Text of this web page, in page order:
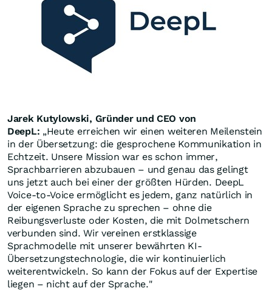
Jarek Kutylowski, Gründer und CEO von
DeepL: „Heute erreichen wir einen weiteren Meilenstein
in der Übersetzung: die gesprochene Kommunikation in
Echtzeit. Unsere Mission war es schon immer,
Sprachbarrieren abzubauen – und genau das gelingt
uns jetzt auch bei einer der größten Hürden. DeepL
Voice-to-Voice ermöglicht es jedem, ganz natürlich in
der eigenen Sprache zu sprechen – ohne die
Reibungsverluste oder Kosten, die mit Dolmetschern
verbunden sind. Wir vereinen erstklassige
Sprachmodelle mit unserer bewährten KI-
Übersetzungstechnologie, die wir kontinuierlich
weiterentwickeln. So kann der Fokus auf der Expertise
liegen – nicht auf der Sprache."